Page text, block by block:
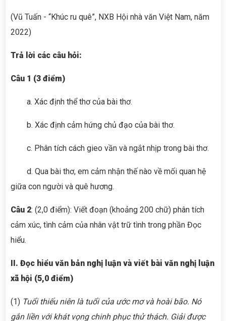
(Vũ Tuấn - “Khúc ru quê”, NXB Hội nhà văn Việt Nam, năm
2022)
Trả lời các câu hỏi:
Câu 1 (3 điểm)
a. Xác định thể thơ của bài thơ.
b. Xác định cảm hứng chủ đạo của bài thơ.
c. Phân tích cách gieo vần và ngắt nhịp trong bài thơ.
d. Qua bài thơ, em cảm nhận thế nào về mối quan hệ
giữa con người và quê hương.
Câu 2: (2,0 điểm): Viết đoạn (khoảng 200 chữ) phân tích
cảm xúc, tình cảm của nhân vật trữ tình trong phần Đọc
hiểu.
II. Đọc hiểu văn bản nghị luận và viết bài văn nghị luận
xã hội (5,0 điểm)
(1) Tuổi thiếu niên là tuổi của ước mơ và hoài bão. Nó
gắn liền với khát vọng chinh phục thử thách. Giải được